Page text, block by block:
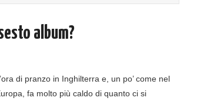
album?
di pranzo in Inghilterra e, un po’ come nel
fa molto più caldo di quanto ci si